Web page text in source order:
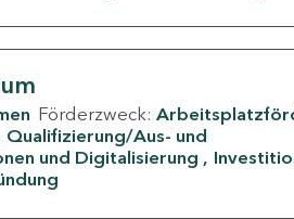
Förderzweck:
Qualifizierung/Aus- und
und Digitalisierung